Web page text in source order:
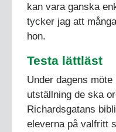
kan vara ganska
tycker jag att
hon.
Testa lättläst
Under dagens
utställning de ska
Richardsgatans
eleverna på valfritt